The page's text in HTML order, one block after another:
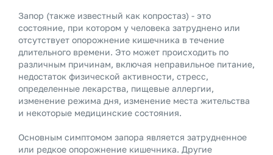
Запор (также известный как копростаз) - это
состояние, при котором у человека затруднено или
отсутствует опорожнение кишечника в течение
длительного времени. Это может происходить по
различным причинам, включая неправильное питание,
недостаток физической активности, стресс,
определенные лекарства, пищевые аллергии,
изменение режима дня, изменение места жительства
и некоторые медицинские состояния.
Основным симптомом запора является затрудненное
или редкое опорожнение кишечника. Другие